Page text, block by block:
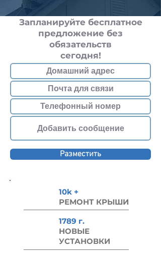
Запланируйте бесплатное
предложение без
обязательств
сегодня!
Разместить
10k +
РЕМОНТ КРЫШИ
1789 г.
НОВЫЕ
УСТАНОВКИ